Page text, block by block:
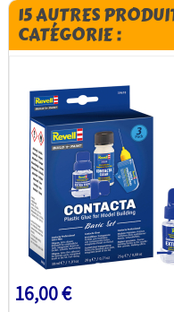
15 AUTRES
CATÉGORIE :
16,00 €